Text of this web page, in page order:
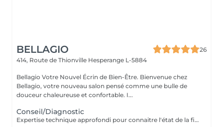
BELLAGIO
26
414, Route de Thionville Hesperange L-5884
Bellagio Votre Nouvel Écrin de Bien-Être. Bienvenue chez
Bellagio, votre nouveau salon pensé comme une bulle de
douceur chaleureuse et confortable. I...
Conseil/Diagnostic
Expertise technique approfondi pour connaitre l'état de la fibre capillaire et diagnostic il vous aide à choisir une coupe et coiffage adapté à votre morphologie. Nous travaillons exclusivement avec un produit breveté de coloration permanente professionnelle sans ammoniaque, enrichie en caviar et en kératine. Elle offre des résultats intenses, homogènes et durables tout en respectant la fibre capillaire. Sa formule assure une couverture optimale des cheveux blancs, une excellente tenue et une brillance remarquable. Pour les blond la formule infusée d'actifs cosmétiques végétaux hydratants et protecteurs, permet un travail d'éclaircissement profond tout en douceur.